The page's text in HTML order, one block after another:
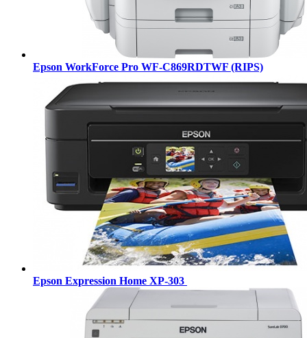
Epson WorkForce Pro WF-C869RDTWF (RIPS)
Epson Expression Home XP-303